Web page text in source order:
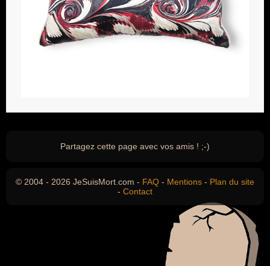
Partagez cette page avec vos amis ! ;-)
© 2004 - 2026 JeSuisMort.com - FAQ - Mentions - Plan du site
- Contact